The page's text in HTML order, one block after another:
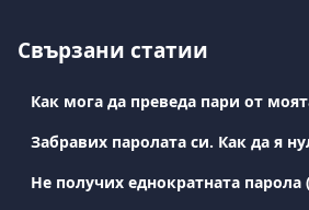
Свързани статии
Забравих паролата си. Как да я
Не получих еднократната парола